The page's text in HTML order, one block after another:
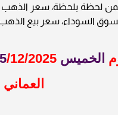
لحظة بلحظة، سعر الذهب
السوداء، سعر بيع
الخميس 25
العماني